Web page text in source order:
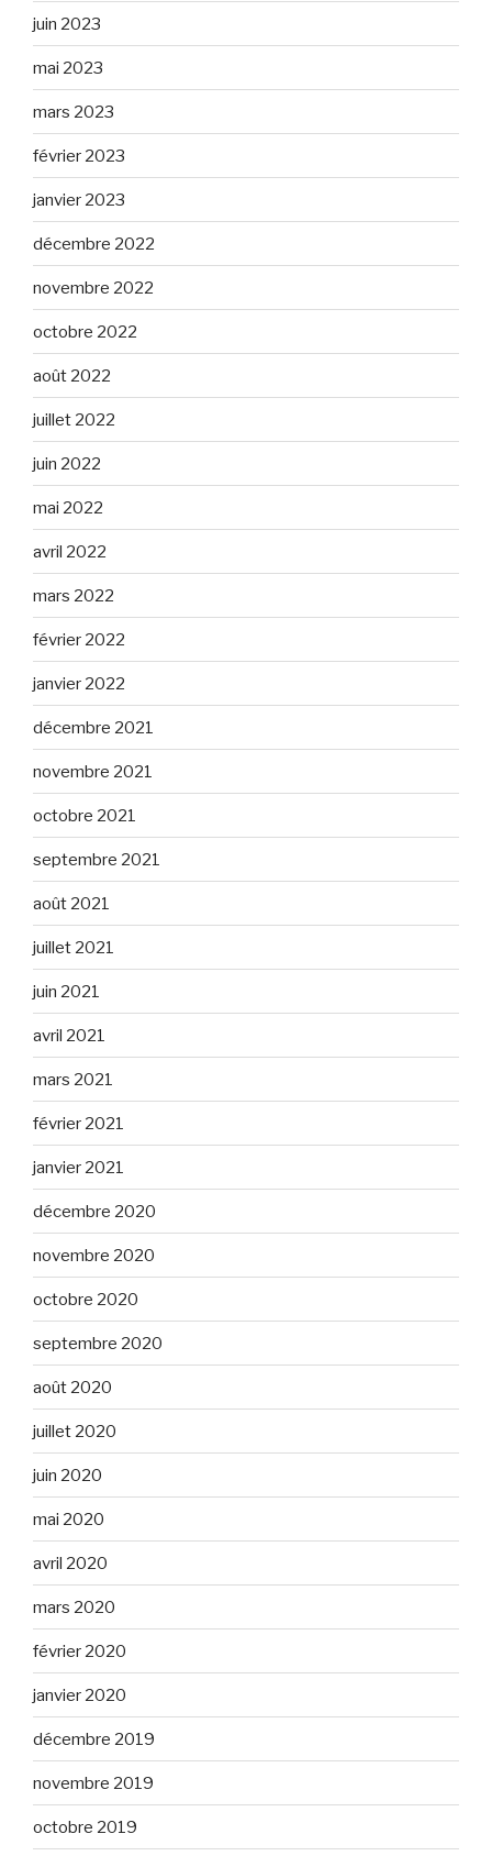
juin 2023
mai 2023
mars 2023
février 2023
janvier 2023
décembre 2022
novembre 2022
octobre 2022
août 2022
juillet 2022
juin 2022
mai 2022
avril 2022
mars 2022
février 2022
janvier 2022
décembre 2021
novembre 2021
octobre 2021
septembre 2021
août 2021
juillet 2021
juin 2021
avril 2021
mars 2021
février 2021
janvier 2021
décembre 2020
novembre 2020
octobre 2020
septembre 2020
août 2020
juillet 2020
juin 2020
mai 2020
avril 2020
mars 2020
février 2020
janvier 2020
décembre 2019
novembre 2019
octobre 2019